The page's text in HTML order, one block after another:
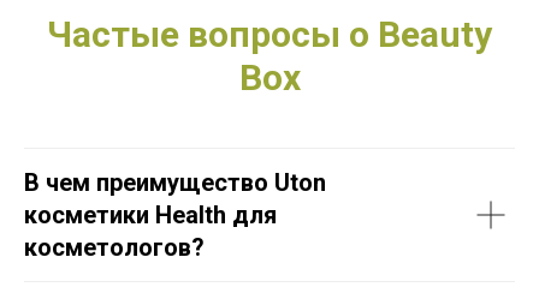
Частые вопросы о Beauty
Box
В чем преимущество Uton
косметики Health для
косметологов?